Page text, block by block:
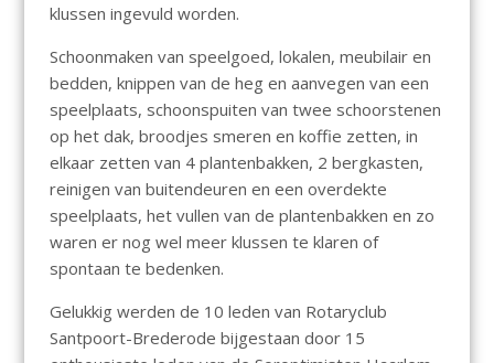
klussen ingevuld worden.
Schoonmaken van speelgoed, lokalen, meubilair en
bedden, knippen van de heg en aanvegen van een
speelplaats, schoonspuiten van twee schoorstenen
op het dak, broodjes smeren en koffie zetten, in
elkaar zetten van 4 plantenbakken, 2 bergkasten,
reinigen van buitendeuren en een overdekte
speelplaats, het vullen van de plantenbakken en zo
waren er nog wel meer klussen te klaren of
spontaan te bedenken.
Gelukkig werden de 10 leden van Rotaryclub
Santpoort-Brederode bijgestaan door 15